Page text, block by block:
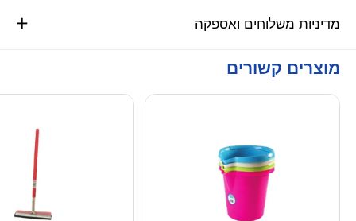
מדיניות משלוחים ואספקה
מוצרים קשורים